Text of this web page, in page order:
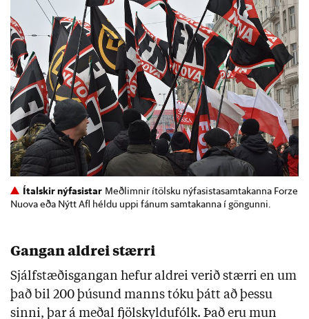
Ítalskir nýfasistar Meðlimnir ítölsku nýfasistasamtakanna Forze
Nuova eða Nýtt Afl héldu uppi fánum samtakanna í göngunni.
Gangan aldrei stærri
Sjálfstæðisgangan hefur aldrei verið stærri en um
það bil 200 þúsund manns tóku þátt að þessu
sinni, þar á meðal fjölskyldufólk. Það eru mun